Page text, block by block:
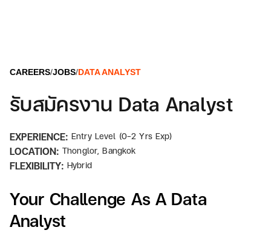
CAREERS/JOBS/DATA ANALYST
รับสมัครงาน Data Analyst
EXPERIENCE: Entry Level (0-2 Yrs Exp)
LOCATION: Thonglor, Bangkok
FLEXIBILITY: Hybrid
Your Challenge As A Data
Analyst